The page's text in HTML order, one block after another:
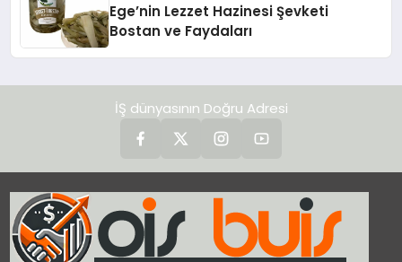
Ege’nin Lezzet Hazinesi Şevketi
Bostan ve Faydaları
İŞ dünyasının Doğru Adresi